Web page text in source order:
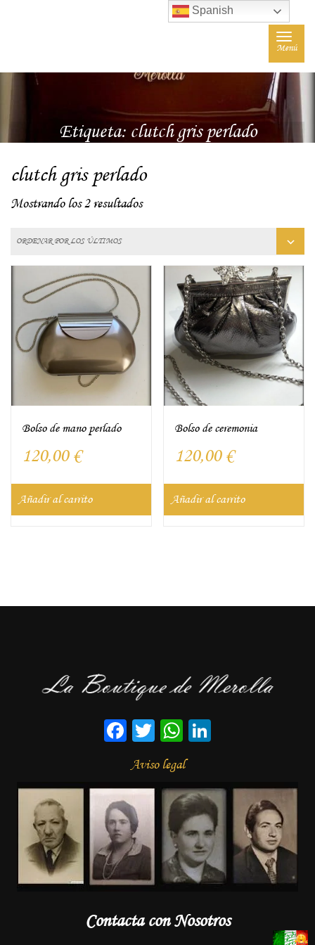
Toggle
Menú
Etiqueta: clutch gris perlado
clutch gris perlado
Mostrando los 2 resultados
Bolso de mano perlado
120,00 €
Añadir al carrito
Bolso de ceremonia
120,00 €
Añadir al carrito
Facebook
TwitterWhatsApp
Aviso legal
Contacta con Nosotros
Spanish